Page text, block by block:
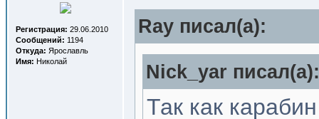
Регистрация: 29.06.2010
Сообщений: 1194
Откуда: Ярославль
Имя: Николай
Ray писал(a):
Nick_yar писал(a):
Так как